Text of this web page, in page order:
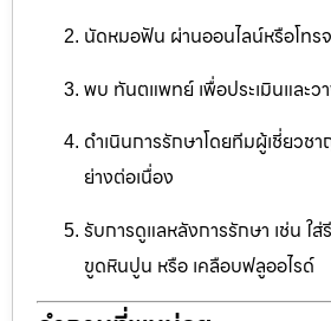
นัดหมอฟัน ผ่านออนไลน์หรือโทร
พบ ทันตแพทย์ เพื่อประเมินและว
ดำเนินการรักษาโดยทีมผู้เชี่ยว
ย่างต่อเนื่อง
รับการดูแลหลังการรักษา เช่น ใ
ขูดหินปูน หรือ เคลือบฟลูออไรด์